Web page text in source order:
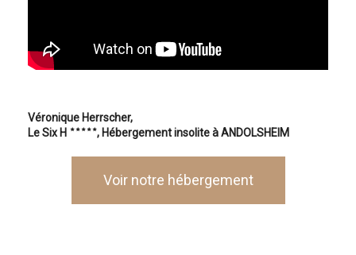
Véronique Herrscher,
Le Six H
, Hébergement insolite à ANDOLSHEIM
Voir notre hébergement